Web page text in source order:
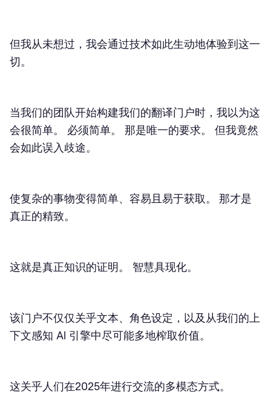
但我从未想过，我会通过技术如此生动地体验到这一
切。
当我们的团队开始构建我们的翻译门户时，我以为这
会很简单。 必须简单。 那是唯一的要求。 但我竟然
会如此误入歧途。
使复杂的事物变得简单、容易且易于获取。 那才是
真正的精致。
这就是真正知识的证明。 智慧具现化。
该门户不仅仅关乎文本、角色设定，以及从我们的上
下文感知 AI 引擎中尽可能多地榨取价值。
这关乎人们在2025年进行交流的多模态方式。